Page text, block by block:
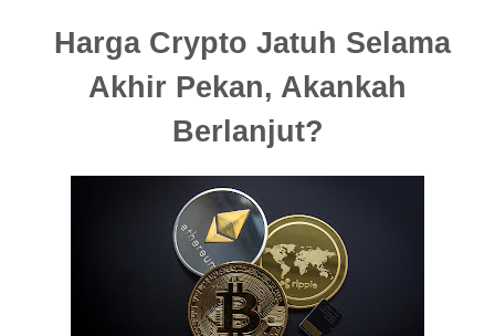
Harga Crypto Jatuh Selama
Akhir Pekan, Akankah
Berlanjut?